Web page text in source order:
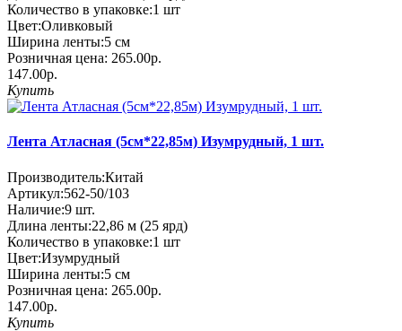
Количество в упаковке:1 шт
Цвет:Оливковый
Ширина ленты:5 см
Розничная цена: 265.00р.
147.00р.
Купить
Лента Атласная (5см*22,85м) Изумрудный, 1 шт.
Производитель:Китай
Артикул:562-50/103
Наличие:9 шт.
Длина ленты:22,86 м (25 ярд)
Количество в упаковке:1 шт
Цвет:Изумрудный
Ширина ленты:5 см
Розничная цена: 265.00р.
147.00р.
Купить